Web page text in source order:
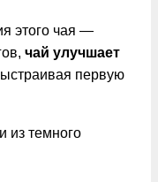
этого чая —
чай улучшает
первую
из темного